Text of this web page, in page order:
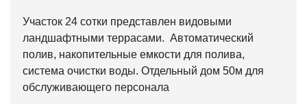
Участок 24 сотки представлен видовыми
ландшафтными террасами. Автоматический
полив, накопительные емкости для полива,
система очистки воды. Отдельный дом 50м для
обслуживающего персонала